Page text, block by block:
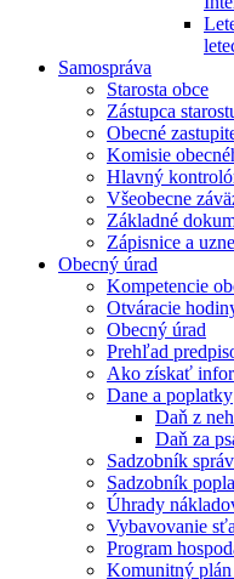
Samospráva
Starosta obce
Zástupca
Obecné
Komisie
Hlavný
Všeobecne
Základné
Zápisnice a
Obecný úrad
Kompetencie
Otváracie
Obecný úrad
Prehľad
Ako získať
Dane a poplatky
Daň z
Daň za
Sadzobník
Sadzobník
Úhrady
Vybavovanie
Program
Komunitný